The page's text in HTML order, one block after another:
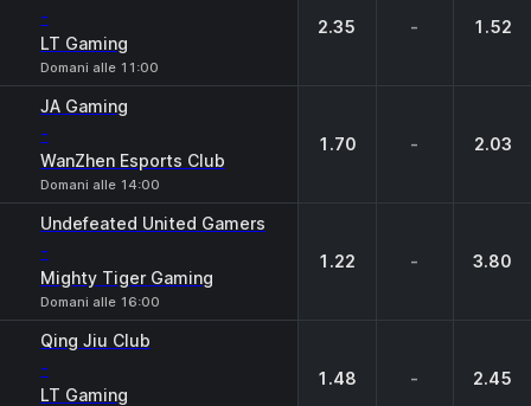
-
LT Gaming
Domani alle 11:00
2.35 - 1.52
JA Gaming
-
WanZhen Esports Club
Domani alle 14:00
1.70 - 2.03
Undefeated United Gamers
-
Mighty Tiger Gaming
Domani alle 16:00
1.22 - 3.80
Qing Jiu Club
-
LT Gaming
1.48 - 2.45